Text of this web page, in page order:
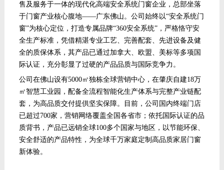
售及服务于一体的现代化高端安全系统门窗企业，总部坐落
于门窗产业核心腹地——广东佛山。公司始终以“安全系统门
窗”为核心定位，打造专属品牌“360安全系统”，严格恪守安
全生产标准，凭借精湛专业工艺、完善配套、先进设备及健
全的质保体系，其产品已通过加拿大、欧盟、美标等多项国
际认证，充分彰显了过硬的产品品质与国际竞争力。
公司在佛山设有5000㎡独栋全球营销中心， 在肇庆自建18万
㎡智慧工业园，配备全流程智能化生产体系与完整产业链配
套，为高品质交付提供坚实保障。目前，公司国内终端门店
已超过700家，营销网络覆盖全国各省市；依托国际认证的品
质背书，产品已远销全球100多个国家与地区，以节能环保、
安全舒适的产品特性，为全球千万家庭定制高品质家居门窗
新体验。